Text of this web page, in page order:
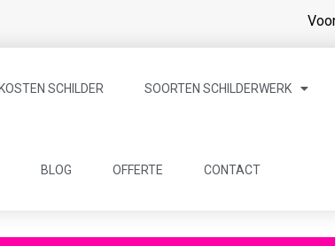
KOSTEN SCHILDER SOORTEN SCHILDERWERK
BLOG OFFERTE CONTACT